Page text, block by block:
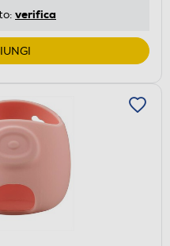
verifica